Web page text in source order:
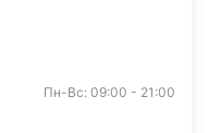
Пн-Вс: 09:00 - 21:00